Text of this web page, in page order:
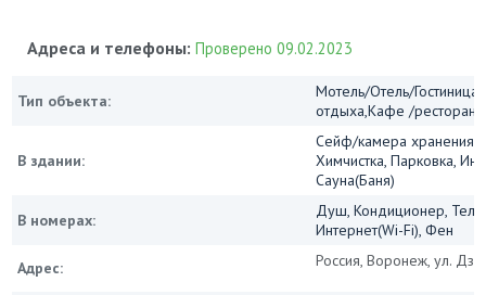
Адреса и телефоны:Проверено 09.02.2023
Тип объекта:
Мотель/Отель/
отдыха,Кафе /рестораны
В здании:
Сейф/камера хранения,
Химчистка, Парковка,
Сауна(Баня)
В номерах:
Душ, Кондиционер,
Интернет(Wi-Fi), Фен
Адрес:
Россия, Воронеж, ул.